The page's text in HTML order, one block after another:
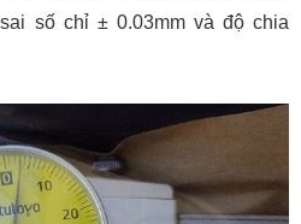
số chỉ ± 0.03mm và độ chia